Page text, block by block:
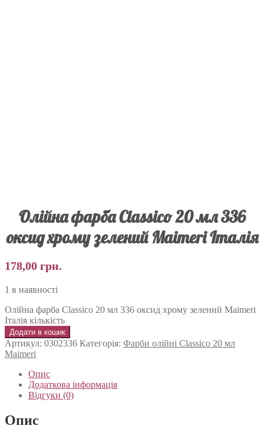
Олійна фарба Classico 20 мл 336
оксид хрому зелений Maimeri Італія
178,00 грн.
1 в наявності
Олійна фарба Classico 20 мл 336 оксид хрому зелений Maimeri
Італія кількість
Додати в кошик
Артикул: 0302336 Категорія: Фарби олійні Classico 20 мл
Maimeri
Опис
Додаткова інформація
Відгуки (0)
Опис